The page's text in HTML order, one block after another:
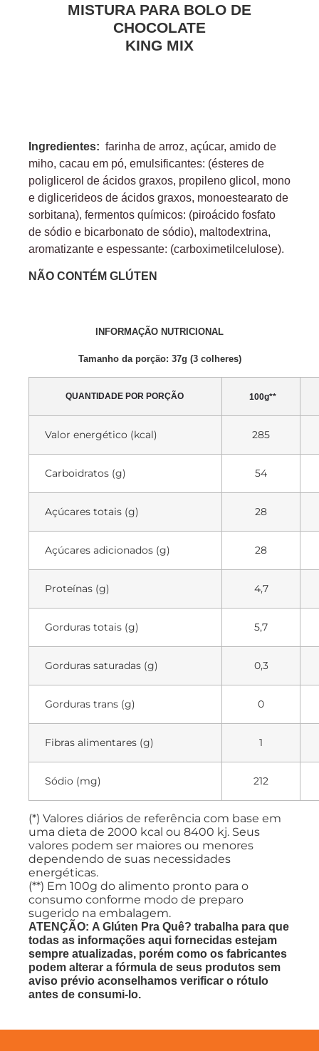
MISTURA PARA BOLO DE
CHOCOLATE
KING MIX
Ingredientes: farinha de arroz, açúcar, amido de
miho, cacau em pó, emulsificantes: (ésteres de
poliglicerol de ácidos graxos, propileno glicol, mono
e diglicerideos de ácidos graxos, monoestearato de
sorbitana), fermentos químicos: (piroácido fosfato
de sódio e bicarbonato de sódio), maltodextrina,
aromatizante e espessante: (carboximetilcelulose).
NÃO CONTÉM GLÚTEN
INFORMAÇÃO NUTRICIONAL
Tamanho da porção: 37g (3 colheres)
QUANTIDADE POR PORÇÃO 100g**
Valor energético (kcal) 285
Carboidratos (g) 54
Açúcares totais (g) 28
Açúcares adicionados (g) 28
Proteínas (g) 4,7
Gorduras totais (g) 5,7
Gorduras saturadas (g) 0,3
Gorduras trans (g) 0
Fibras alimentares (g) 1
Sódio (mg) 212
(*) Valores diários de referência com base em
uma dieta de 2000 kcal ou 8400 kj. Seus
valores podem ser maiores ou menores
dependendo de suas necessidades
energéticas.
(**) Em 100g do alimento pronto para o
consumo conforme modo de preparo
sugerido na embalagem.
ATENÇÃO: A Glúten Pra Quê? trabalha para que
todas as informações aqui fornecidas estejam
sempre atualizadas, porém como os fabricantes
podem alterar a fórmula de seus produtos sem
aviso prévio aconselhamos verificar o rótulo
antes de consumi-lo.